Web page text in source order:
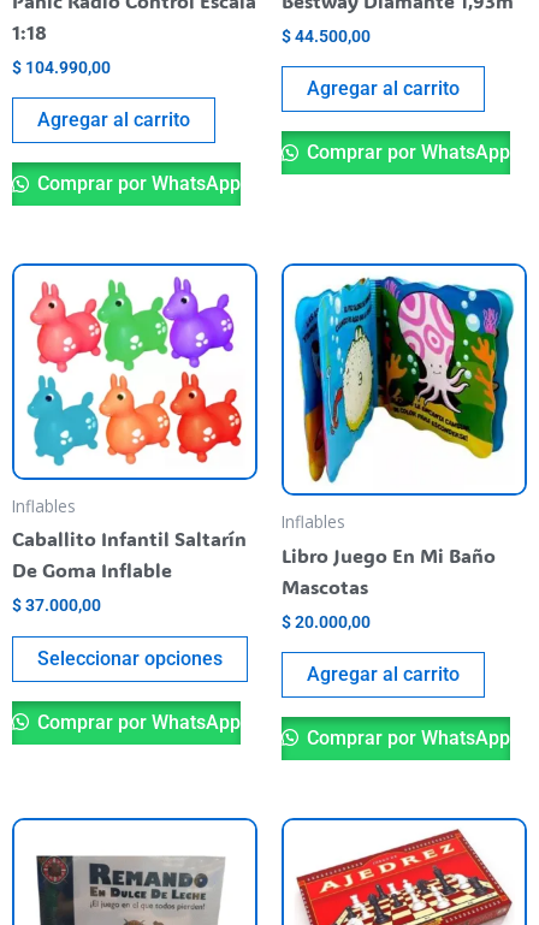
1:18
$ 104.990,00
Agregar al carrito
Comprar por WhatsApp
$44.500,00
Agregar al carrito
Comprar por WhatsApp
Inflables
Caballito Infantil Saltarín
De Goma Inflable
$37.000,00
Seleccionar opciones
Este
producto
varias
variantes.
opciones
pueden
elegir
página
del
producto
Comprar por WhatsApp
Inflables
Libro Juego En Mi Baño
Mascotas
$20.000,00
Agregar al carrito
Comprar por WhatsApp